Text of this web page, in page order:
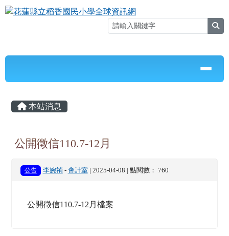
跳至主內容區
花蓮縣立稻香國民小學全球資訊網
⏸
導覽列
主內容區域
本站消息
公開徵信110.7-12月
公告 李婉禎- 會計室 | 2025-04-08 | 點閱數： 760
公開徵信110.7-12月檔案